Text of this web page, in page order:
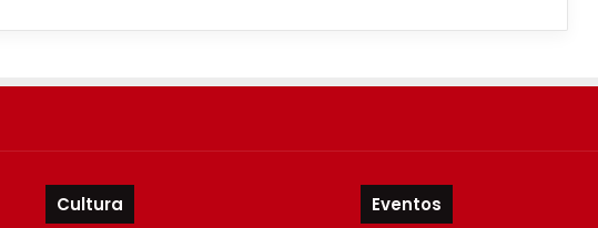
Cultura Eventos